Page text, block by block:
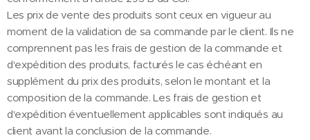
Les prix de vente des produits sont ceux en vigueur au
moment de la validation de sa commande par le client. Ils ne
comprennent pas les frais de gestion de la commande et
d'expédition des produits, facturés le cas échéant en
supplément du prix des produits, selon le montant et la
composition de la commande. Les frais de gestion et
d'expédition éventuellement applicables sont indiqués au
client avant la conclusion de la commande.